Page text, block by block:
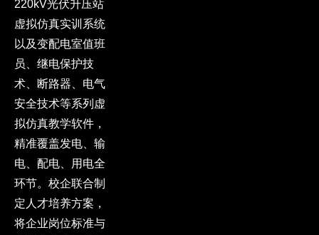
220kV光伏升压站
虚拟仿真实训系统
以及变配电室值班
员、继电保护技
术、断路器、电气
安全技术等系列虚
拟仿真教学软件，
精准覆盖发电、输
电、配电、用电全
环节。校企联合制
定人才培养方案，
将企业岗位标准与